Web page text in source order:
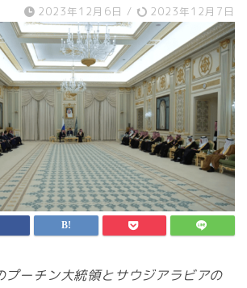
2023年12月6日 / 2023年12月7日
プーチン大統領とサウジアラビアの